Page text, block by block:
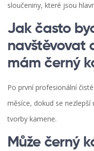
sloučeniny, které jsou
Jak často
navštěvovat
mám černý
Po první profesionální
měsíce, dokud se
tvorby kamene.
Může černý